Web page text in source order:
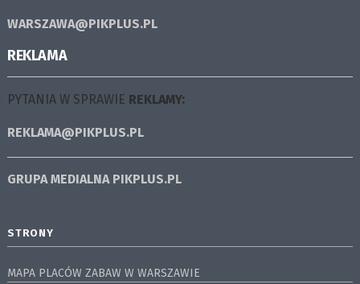
WARSZAWA@PIKPLUS.PL
REKLAMA
PYTANIA W SPRAWIE REKLAMY:
REKLAMA@PIKPLUS.PL
GRUPA MEDIALNA PIKPLUS.PL
STRONY
MAPA PLACÓW ZABAW W WARSZAWIE